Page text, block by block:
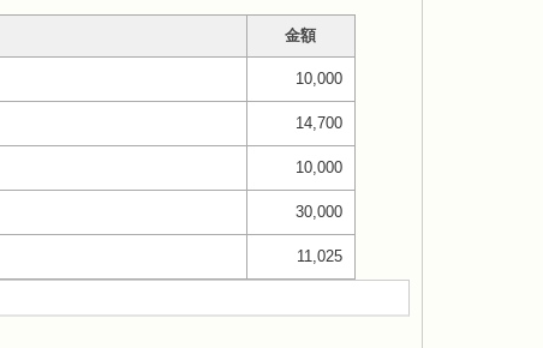
金額
10,000
14,700
10,000
30,000
11,025